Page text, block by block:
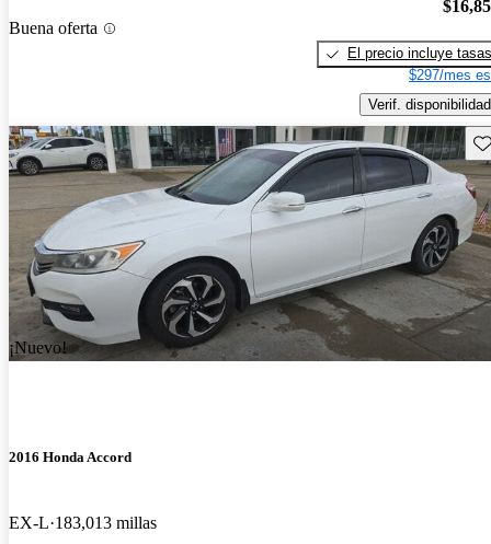
Buena oferta
El precio incluye tasas
$297/mes
Verif. disponibilidad
¡Nuevo!
2016 Honda Accord
EX-L 183,013 millas